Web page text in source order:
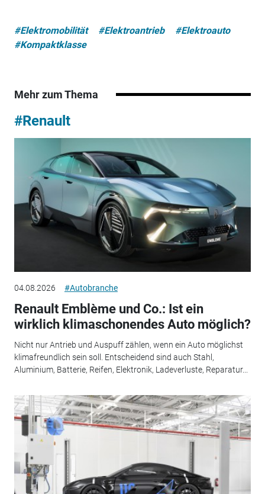
#Elektromobilität #Elektroantrieb
#Elektroauto
#Kompaktklasse
Mehr zum Thema
#Renault
04.08.2026 #Autobranche
Renault Emblème und Co.: Ist ein
wirklich klimaschonendes Auto möglich?
Nicht nur Antrieb und Auspuff zählen, wenn ein Auto möglichst
klimafreundlich sein soll. Entscheidend sind auch Stahl,
Aluminium, Batterie, Reifen, Elektronik, Ladeverluste, Reparatur...